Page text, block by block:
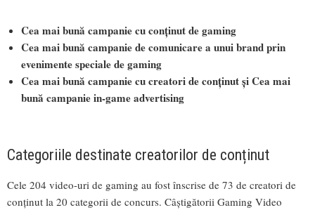
Cea mai bună campanie cu conținut de gaming
Cea mai bună campanie de comunicare a unui brand prin
evenimente speciale de gaming
Cea mai bună campanie cu creatori de conținut și Cea mai
bună campanie in-game advertising
Categoriile destinate creatorilor de conținut
Cele 204 video-uri de gaming au fost înscrise de 73 de creatori de
conținut la 20 categorii de concurs. Câștigătorii Gaming Video